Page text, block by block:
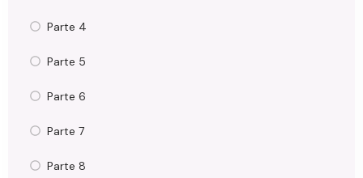
Parte 4
Parte 5
Parte 6
Parte 7
Parte 8